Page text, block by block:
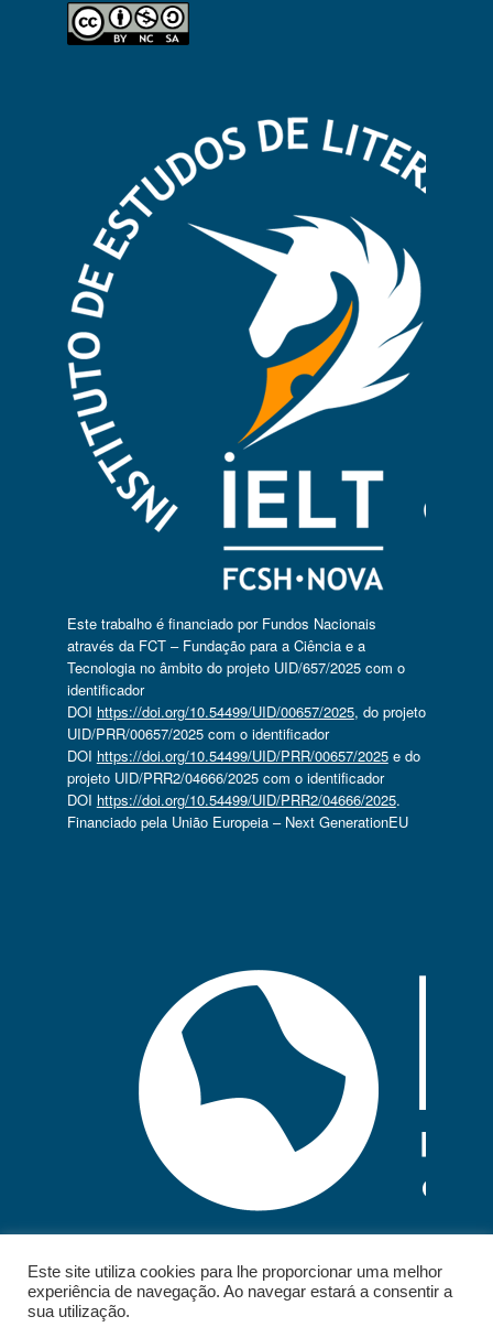
Este trabalho é financiado por Fundos Nacionais
através da FCT – Fundação para a Ciência e a
Tecnologia no âmbito do projeto UID/657/2025 com o
identificador
DOI https://doi.org/10.54499/UID/00657/2025, do projeto
UID/PRR/00657/2025 com o identificador
DOI https://doi.org/10.54499/UID/PRR/00657/2025e do
projeto UID/PRR2/04666/2025 com o identificador
DOI https://doi.org/10.54499/UID/PRR2/04666/2025.
Financiado pela União Europeia – Next GenerationEU
Este site utiliza cookies para lhe proporcionar uma melhor
experiência de navegação. Ao navegar estará a consentir a
sua utilização.